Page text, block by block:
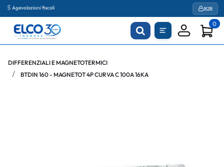
Agevolazioni fiscali B2B
0
DIFFERENZIALI E MAGNETOTERMICI
BTDIN 160 - MAGNETOT 4P CURVA C 100A 16KA